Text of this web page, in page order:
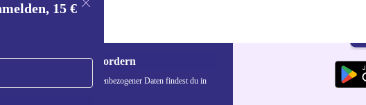
15 €
Gutschein anfordern
über die Verwendung personenbezogener Daten findest du in